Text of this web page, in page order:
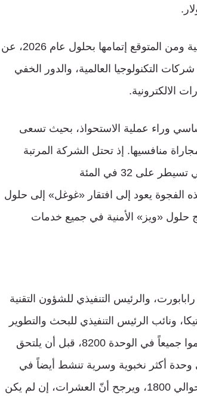
تكشف الصفقة، التي لا تزال بحاجة إلى الموافقات التنظيمية ومن المتوقع إتمامها بحلول عام 2026، عن
التكنولوجيا العالمية، والدور الخفي
وراء عملية الاستحواذ، بحيث تسعى
منافسيها. إذ تحتل الشركة المرتبة
الثالثة بحصة سوقية تبلغ 12 في المئة، خلف «أمازون» التي تسيطر على 32 في المئة
أهم أسباب هذه الفجوة يعود إلى افتقار «غوغل» إلى حلول
حلول «ويز» الأمنية في جميع خدمات
عساف رابابورت، والرئيس التنفيذي للشؤون التقنية
ونائب الرئيس التنفيذي للبحث والتطوير
روي ريزنيك. القاسم المشترك بين أعضاء الفريق أنهم خدموا جميعاً في الوحدة 8200، قبل أن يلتحق
وهي وحدة أكثر نخبوية وسرية تنشط أيضاً في
مجال الأمن السيبراني. ويُقدَّر عدد العاملين في الشركة بحوالي 1800، ويرجح أنّ العشرات، إن لم يكن